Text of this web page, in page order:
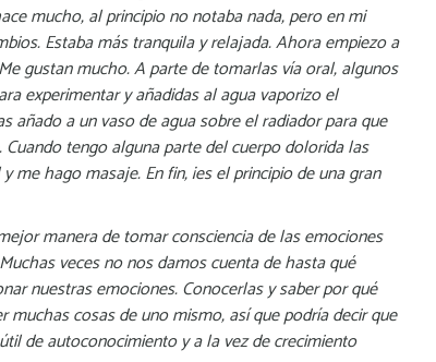
mucho, al principio no notaba nada, pero en mi
Estaba más tranquila y relajada. Ahora empiezo a
gustan mucho. A parte de tomarlas vía oral, algunos
experimentar y añadidas al agua vaporizo el
añado a un vaso de agua sobre el radiador para que
tengo alguna parte del cuerpo dolorida las
me hago masaje. En fin, ¡es el principio de una gran
manera de tomar consciencia de las emociones
veces no nos damos cuenta de hasta qué
nuestras emociones. Conocerlas y saber por qué
muchas cosas de uno mismo, así que podría decir que
de autoconocimiento y a la vez de crecimiento